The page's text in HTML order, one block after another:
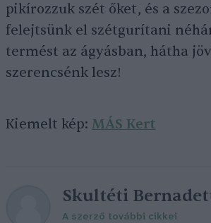
pikírozzuk szét őket, és a
felejtsünk el szétgurítani
termést az ágyásban, hátha
szerencsénk lesz!
Kiemelt kép: MÁS Kert
Skultéti
A szerző további cikkei